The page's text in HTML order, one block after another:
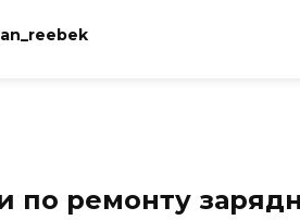
по ремонту